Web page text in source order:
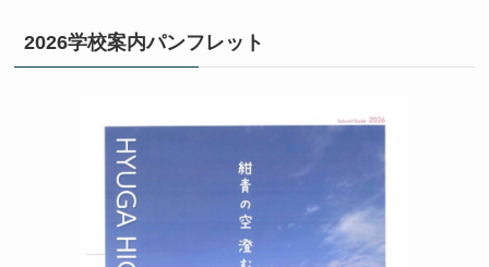
2026学校案内パンフレット